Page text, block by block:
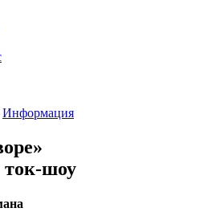
Информация
шоу